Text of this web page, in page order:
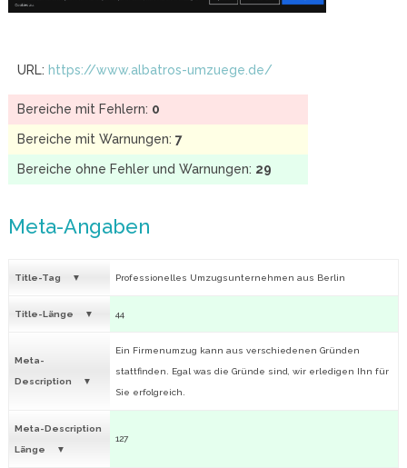
URL: https://www.albatros-umzuege.de/
Bereiche mit Fehlern: 0
Bereiche mit Warnungen: 7
Bereiche ohne Fehler und Warnungen: 29
Meta-Angaben
Title-Tag Professionelles Umzugsunternehmen aus Berlin
Title-Länge 44
Meta-
Description
Ein Firmenumzug kann aus verschiedenen Gründen
stattfinden. Egal was die Gründe sind, wir erledigen Ihn für
Sie erfolgreich.
Meta-Description
Länge
127